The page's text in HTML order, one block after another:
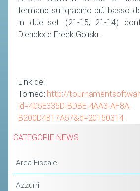
fermano sul gradino più basso
in due set (21-15; 21-14)
Dierickx e Freek Goliski.
Link del
Torneo: http://
id=405E335D-BDBE-4AA3-AF8A-
B200D4B17A57&d=20150314
CATEGORIE NEWS
Area Fiscale
Azzurri